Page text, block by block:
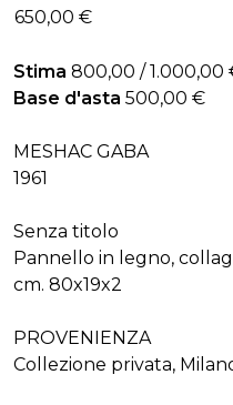
650,00 €
Stima 800,00 / 1.000,00
Base d'asta 500,00 €
MESHAC GABA
1961
Senza titolo
Pannello in legno,
cm. 80x19x2
PROVENIENZA
Collezione privata,